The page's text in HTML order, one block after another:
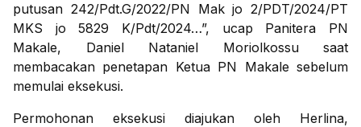
putusan 242/Pdt.G/2022/PN Mak jo 2/PDT/2024/PT
MKS jo 5829 K/Pdt/2024…”, ucap Panitera PN
Makale, Daniel Nataniel Moriolkossu saat
membacakan penetapan Ketua PN Makale sebelum
memulai eksekusi.
Permohonan eksekusi diajukan oleh Herlina,